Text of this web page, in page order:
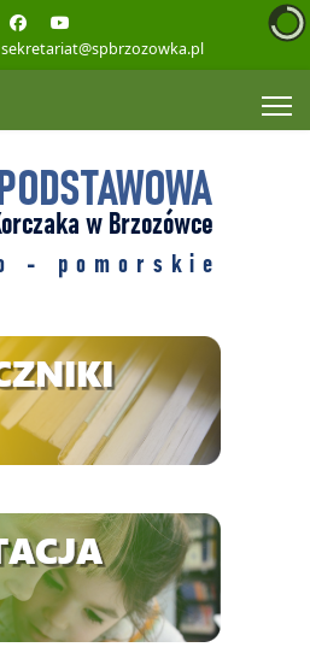
sekretariat@spbrzozowka.pl